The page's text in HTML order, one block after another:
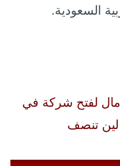
السعودية.
لفتح شركة في
تنصف